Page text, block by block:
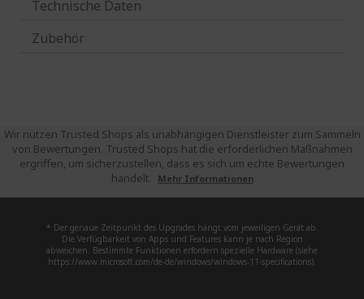
Technische Daten
Zubehör
Wir nutzen Trusted Shops als unabhängigen Dienstleister zum Sammeln
von Bewertungen. Trusted Shops hat die erforderlichen Maßnahmen
ergriffen, um sicherzustellen, dass es sich um echte Bewertungen
handelt.
Mehr Informationen
* Der genaue Zeitpunkt des Upgrades hängt vom jeweiligen Gerät ab.
Die Verfügbarkeit von Apps und Features kann je nach Region
abweichen. Bestimmte Funktionen erfordern spezielle Hardware (siehe
https://www.microsoft.com/de-de/windows/windows-11-specifications).